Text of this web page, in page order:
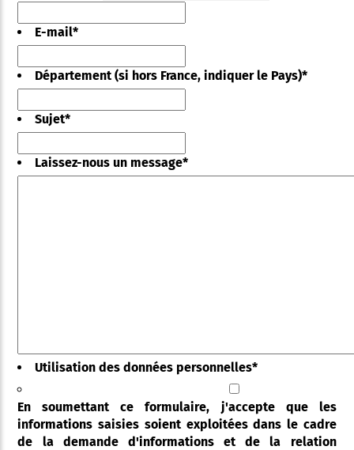
E-mail*
Département (si hors France, indiquer le Pays)*
Sujet*
Laissez-nous un message*
Utilisation des données personnelles*
En soumettant ce formulaire, j'accepte que les
informations saisies soient exploitées dans le cadre
de la demande d'informations et de la relation